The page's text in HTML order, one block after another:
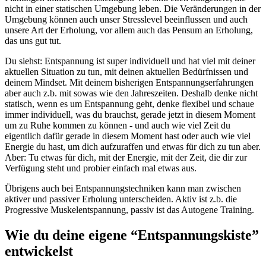
nicht in einer statischen Umgebung leben. Die Veränderungen in der
Umgebung können auch unser Stresslevel beeinflussen und auch
unsere Art der Erholung, vor allem auch das Pensum an Erholung,
das uns gut tut.
Du siehst: Entspannung ist super individuell und hat viel mit deiner
aktuellen Situation zu tun, mit deinen aktuellen Bedürfnissen und
deinem Mindset. Mit deinem bisherigen Entspannungserfahrungen
aber auch z.b. mit sowas wie den Jahreszeiten. Deshalb denke nicht
statisch, wenn es um Entspannung geht, denke flexibel und schaue
immer individuell, was du brauchst, gerade jetzt in diesem Moment
um zu Ruhe kommen zu können - und auch wie viel Zeit du
eigentlich dafür gerade in diesem Moment hast oder auch wie viel
Energie du hast, um dich aufzuraffen und etwas für dich zu tun aber.
Aber: Tu etwas für dich, mit der Energie, mit der Zeit, die dir zur
Verfügung steht und probier einfach mal etwas aus.
Übrigens auch bei Entspannungstechniken kann man zwischen
aktiver und passiver Erholung unterscheiden. Aktiv ist z.b. die
Progressive Muskelentspannung, passiv ist das Autogene Training.
Wie du deine eigene “Entspannungskiste”
entwickelst